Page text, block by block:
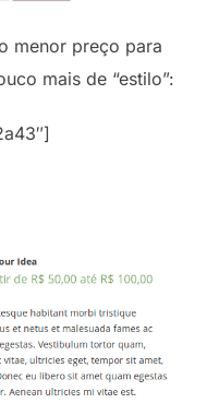
menor preço para
mais de “estilo”: